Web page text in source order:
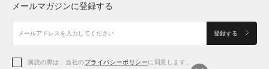
アクセサリー
アクセサリー
シューズ
アクセサリー
シューズ
メールマガジンに登録する
登録する
購読の際は、当社のプライバシーポリシーに同意します。